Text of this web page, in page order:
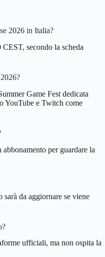
2026 in Italia?
secondo la scheda
Game Fest dedicata
YouTube e Twitch come
per guardare la
da aggiornare se viene
ufficiali, ma non ospita la